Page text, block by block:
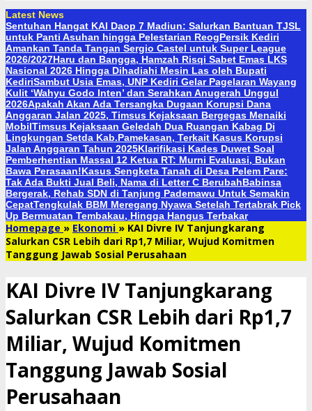
Latest News
Sentuhan Hangat KAI Daop 7 Madiun: Salurkan Bantuan TJSL
untuk Panti Asuhan hingga Pelestarian ReogPersik Kediri
Amankan Tanda Tangan Sergio Castel untuk Super League
2026/2027Haru dan Bangga, Hamzah Risqi Sabet Emas LKS
Nasional 2026 Hingga Dihadiahi Mesin Las oleh Bupati
KediriSambut Usia Emas, UNP Kediri Gelar Pagelaran Wayang
Kulit ‘Wahyu Godo Inten’ dan Serahkan Anugerah Unggul
2026Apakah Akan Ada Tersangka Dugaan Korupsi Dana
Anggaran Jalan 2025, Timsus Kejaksaan Bergegas Menaiki
MobilTimsus Kejaksaan Geledah Dua Ruangan Kabag Di
Lingkungan Setda Kab.Pamekasan, Terkait Kasus Korupsi
Jalan Anggaran Tahun 2025Klarifikasi Kades Duwet Soal
Pemberhentian Massal 12 Ketua RT: Murni Evaluasi, Bukan
Bawa Perasaan!Kasus Sengketa Tanah di Desa Pelem Pare:
Tak Ada Bukti Jual Beli, Nama di Letter C BerubahBabinsa
Bergerak, Rehab SDN di Tanjung Pademawu Untuk Semakin
CepatTengkulak BBM Meregang Nyawa Setelah Tertabrak Pick
Up Bermuatan Tembakau, Hingga Hangus Terbakar
Homepage » Ekonomi » KAI Divre IV Tanjungkarang
Salurkan CSR Lebih dari Rp1,7 Miliar, Wujud Komitmen
Tanggung Jawab Sosial Perusahaan
KAI Divre IV Tanjungkarang
Salurkan CSR Lebih dari Rp1,7
Miliar, Wujud Komitmen
Tanggung Jawab Sosial
Perusahaan